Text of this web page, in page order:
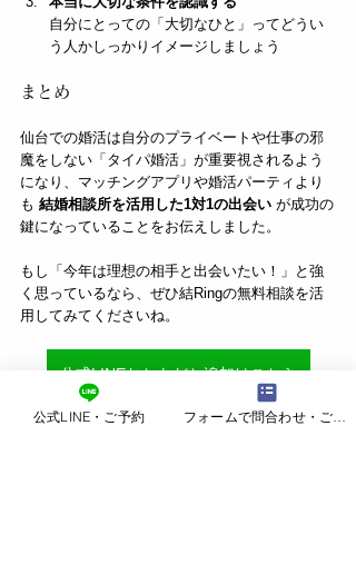
自分にとっての「大切なひと」ってどうい
う人かしっかりイメージしましょう
まとめ
仙台での婚活は自分のプライベートや仕事の邪
魔をしない「タイパ婚活」が重要視されるよう
になり、マッチングアプリや婚活パーティより
も 結婚相談所を活用した1対1の出会い が成功の
鍵になっていることをお伝えしました。
もし「今年は理想の相手と出会いたい！」と強
く思っているなら、ぜひ結Ringの無料相談を活
用してみてくださいね。
公式LINEおともだち追加はこちら
公式LINE・ご予約